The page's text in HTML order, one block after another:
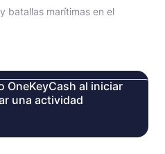
batallas marítimas en el
OneKeyCash al iniciar
una actividad